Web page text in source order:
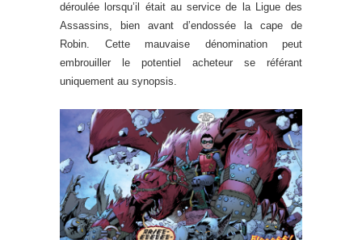
déroulée lorsqu’il était au service de la Ligue des
Assassins, bien avant d’endossée la cape de
Robin. Cette mauvaise dénomination peut
embrouiller le potentiel acheteur se référant
uniquement au synopsis.